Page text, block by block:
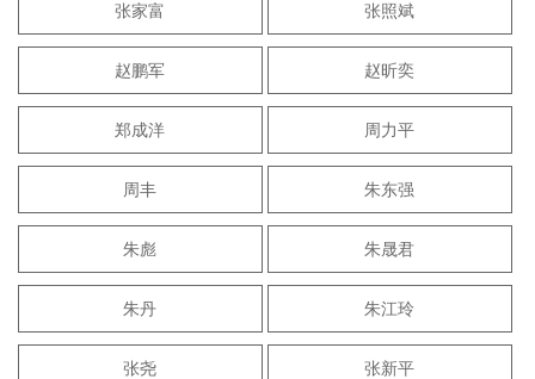
张家富 张照斌
赵鹏军 赵昕奕
郑成洋 周力平
周丰 朱东强
朱彪 朱晟君
朱丹 朱江玲
张尧 张新平